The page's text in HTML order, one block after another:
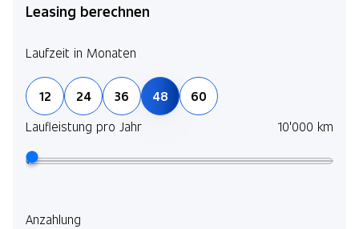
Leasing berechnen
Laufzeit in Monaten
12 24 36 48
60
Laufleistung pro Jahr
10'000 km
Anzahlung